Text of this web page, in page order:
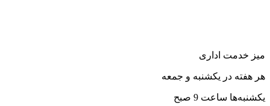
میز خدمت اداری
هر هفته در یکشنبه و جمعه
یکشنبه‌ها ساعت 9 صبح